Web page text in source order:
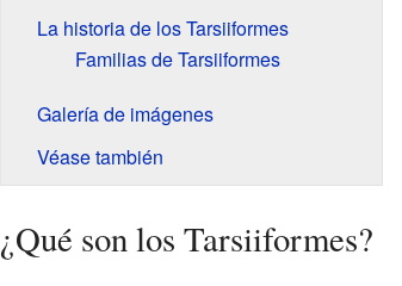
La historia de los Tarsiiformes
Familias de Tarsiiformes
Galería de imágenes
Véase también
¿Qué son los Tarsiiformes?